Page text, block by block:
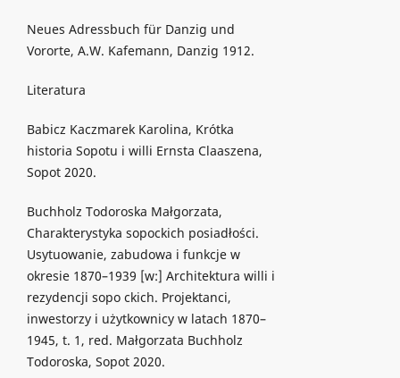
Neues Adressbuch für Danzig und
Vororte, A.W. Kafemann, Danzig 1912.
Literatura
Babicz Kaczmarek Karolina, Krótka
historia Sopotu i willi Ernsta Claaszena,
Sopot 2020.
Buchholz Todoroska Małgorzata,
Charakterystyka sopockich posiadłości.
Usytuowanie, zabudowa i funkcje w
okresie 1870–1939 [w:] Architektura willi i
rezydencji sopo ckich. Projektanci,
inwestorzy i użytkownicy w latach 1870–
1945, t. 1, red. Małgorzata Buchholz
Todoroska, Sopot 2020.